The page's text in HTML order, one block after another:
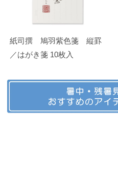
紙司撰 鳩羽紫色箋 縦罫
／はがき箋 10枚入